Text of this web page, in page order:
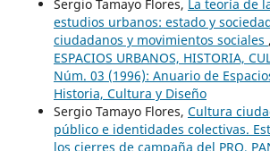
Sergio Tamayo Flores, La teoría de
estudios urbanos: estado y
ciudadanos y movimientos sociales ,
ESPACIOS URBANOS, HISTORIA,
Núm. 03 (1996): Anuario de
Historia, Cultura y Diseño
Sergio Tamayo Flores, Cultura
público e identidades colectivas.
los cierres de campaña del PRO,